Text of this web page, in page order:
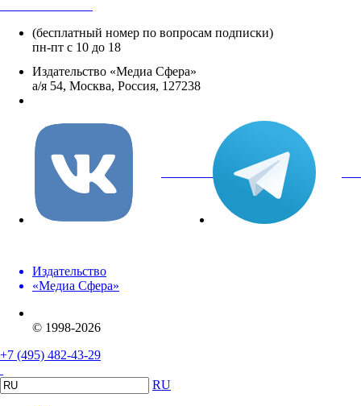
(бесплатный номер по вопросам подписки)
пн-пт с 10 до 18
Издательство «Медиа Сфера»
а/я 54, Москва, Россия, 127238
вКонтакте
Издательство
«Медиа Сфера»
© 1998-2026
+7 (495) 482-43-29
RU